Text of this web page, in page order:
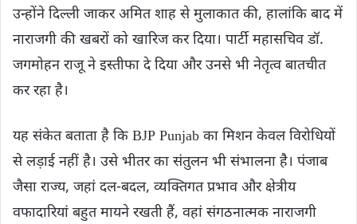
उन्होंने दिल्ली जाकर अमित शाह से मुलाकात की, हालांकि बाद में
नाराजगी की खबरों को खारिज कर दिया। पार्टी महासचिव डॉ.
जगमोहन राजू ने इस्तीफा दे दिया और उनसे भी नेतृत्व बातचीत
कर रहा है।
यह संकेत बताता है कि BJP Punjab का मिशन केवल विरोधियों
से लड़ाई नहीं है। उसे भीतर का संतुलन भी संभालना है। पंजाब
जैसा राज्य, जहां दल-बदल, व्यक्तिगत प्रभाव और क्षेत्रीय
वफादारियां बहुत मायने रखती हैं, वहां संगठनात्मक नाराजगी